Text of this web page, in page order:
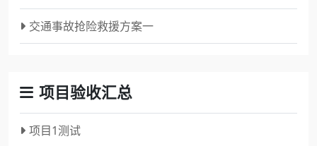
交通事故抢险救援方案一
项目验收汇总
项目1测试